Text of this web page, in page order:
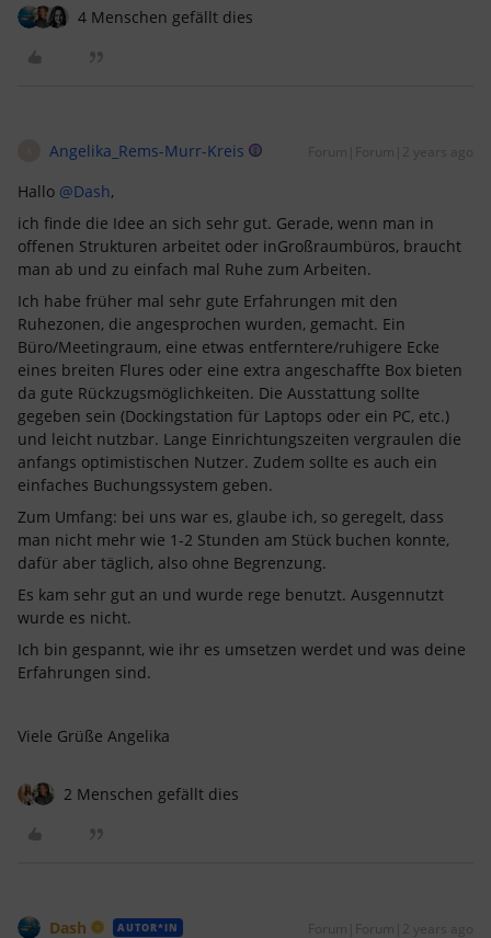
4 Menschen gefällt dies
Angelika_Rems-Murr-Kreis Forum|Forum|2 years ago
Hallo @Dash,
ich finde die Idee an sich sehr gut. Gerade, wenn man in
offenen Strukturen arbeitet oder inGroßraumbüros, braucht
man ab und zu einfach mal Ruhe zum Arbeiten.
Ich habe früher mal sehr gute Erfahrungen mit den
Ruhezonen, die angesprochen wurden, gemacht. Ein
Büro/Meetingraum, eine etwas entferntere/ruhigere Ecke
eines breiten Flures oder eine extra angeschaffte Box bieten
da gute Rückzugsmöglichkeiten. Die Ausstattung sollte
gegeben sein (Dockingstation für Laptops oder ein PC, etc.)
und leicht nutzbar. Lange Einrichtungszeiten vergraulen die
anfangs optimistischen Nutzer. Zudem sollte es auch ein
einfaches Buchungssystem geben.
Zum Umfang: bei uns war es, glaube ich, so geregelt, dass
man nicht mehr wie 1-2 Stunden am Stück buchen konnte,
dafür aber täglich, also ohne Begrenzung.
Es kam sehr gut an und wurde rege benutzt. Ausgennutzt
wurde es nicht.
Ich bin gespannt, wie ihr es umsetzen werdet und was deine
Erfahrungen sind.
Viele Grüße Angelika
2 Menschen gefällt dies
Dash AUTOR*IN Forum|Forum|2 years ago